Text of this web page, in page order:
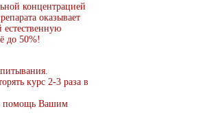
концентрацией
оказывает
естественную
до 50%!
курс 2-3 раза в
помощь Вашим